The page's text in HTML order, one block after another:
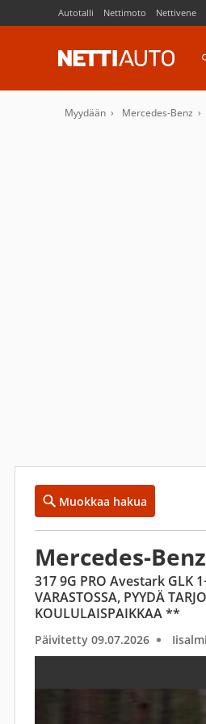
Autotalli Nettimoto Nettivene
Myydään Mercedes-Benz
Muokkaa hakua
Mercedes-
317 9G PRO Avestark GLK
VARASTOSSA, PYYDÄ
KOULULAISPAIKKAA **
Päivitetty 09.07.2026